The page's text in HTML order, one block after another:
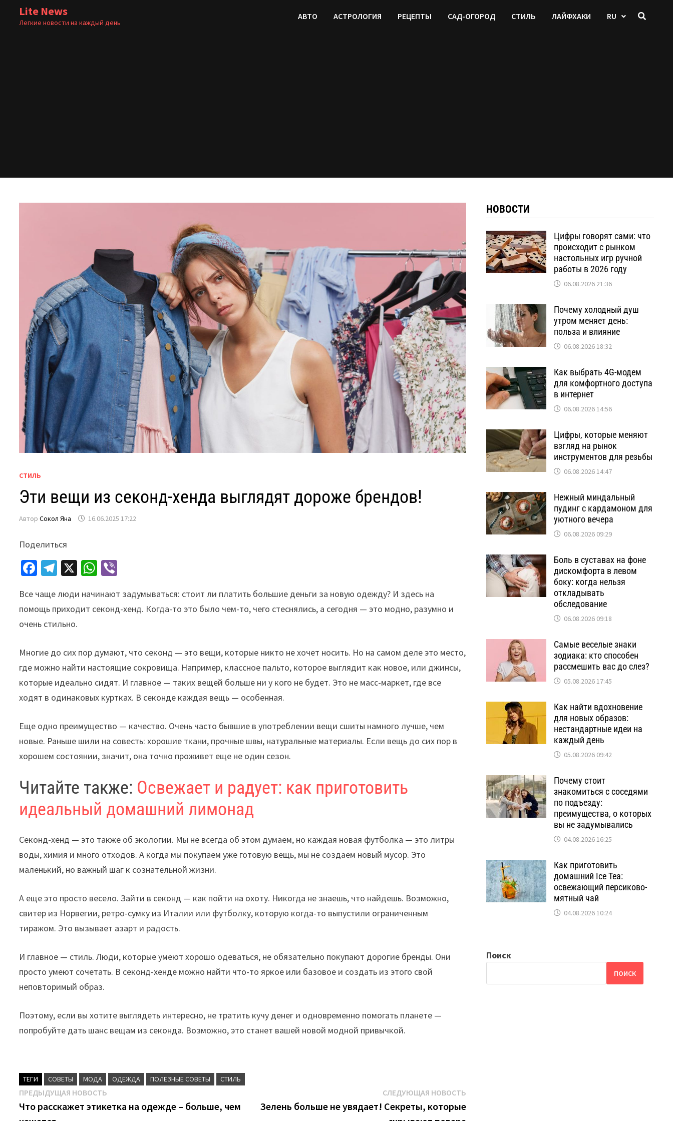
ПерейтиLite News
Легкие новости на каждый день
АВТО АСТРОЛОГИЯ РЕЦЕПТЫ САД-ОГОРОД СТИЛЬ ЛАЙФХАКИ RU
СТИЛЬ
Эти вещи из секонд-хенда выглядят дороже брендов!
АвторСокол Яна 16.06.2025 17:22
Поделиться
Fa
b
o
o
k
Te
gr
a
m
X
W
at
sA
p
er
Все чаще люди начинают задумываться: стоит ли платить большие деньги за новую одежду? И здесь на
помощь приходит секонд-хенд. Когда-то это было чем-то, чего стеснялись, а сегодня — это модно, разумно и
очень стильно.
Многие до сих пор думают, что секонд — это вещи, которые никто не хочет носить. Но на самом деле это место,
где можно найти настоящие сокровища. Например, классное пальто, которое выглядит как новое, или джинсы,
которые идеально сидят. И главное — таких вещей больше ни у кого не будет. Это не масс-маркет, где все
ходят в одинаковых куртках. В секонде каждая вещь — особенная.
Еще одно преимущество — качество. Очень часто бывшие в употреблении вещи сшиты намного лучше, чем
новые. Раньше шили на совесть: хорошие ткани, прочные швы, натуральные материалы. Если вещь до сих пор в
хорошем состоянии, значит, она точно проживет еще не один сезон.
Читайте также: Освежает и радует: как приготовить
идеальный домашний лимонад
Секонд-хенд — это также об экологии. Мы не всегда об этом думаем, но каждая новая футболка — это литры
воды, химия и много отходов. А когда мы покупаем уже готовую вещь, мы не создаем новый мусор. Это
маленький, но важный шаг к сознательной жизни.
А еще это просто весело. Зайти в секонд — как пойти на охоту. Никогда не знаешь, что найдешь. Возможно,
свитер из Норвегии, ретро-сумку из Италии или футболку, которую когда-то выпустили ограниченным
тиражом. Это вызывает азарт и радость.
И главное — стиль. Люди, которые умеют хорошо одеваться, не обязательно покупают дорогие бренды. Они
просто умеют сочетать. В секонд-хенде можно найти что-то яркое или базовое и создать из этого свой
неповторимый образ.
Поэтому, если вы хотите выглядеть интересно, не тратить кучу денег и одновременно помогать планете —
попробуйте дать шанс вещам из секонда. Возможно, это станет вашей новой модной привычкой.
ТЕГИ CОВЕТЫ МОДА ОДЕЖДА ПОЛЕЗНЫЕ СОВЕТЫ СТИЛЬ
Навигация
по
ПРЕДЫДУЩАЯ НОВОСТЬ
новость:
Что расскажет этикетка на одежде – больше, чем
СЛЕДУЮЩАЯ НОВОСТЬСледующая
новость:
Зелень больше не увядает! Секреты, которые
НОВОСТИ
Цифры говорят сами: что
происходит с рынком
настольных игр ручной
работы в 2026 году
06.08.2026 21:36
Почему холодный душ
утром меняет день:
польза и влияние
06.08.2026 18:32
Как выбрать 4G-модем
для комфортного доступа
в интернет
06.08.2026 14:56
Цифры, которые меняют
взгляд на рынок
инструментов для резьбы
06.08.2026 14:47
Нежный миндальный
пудинг с кардамоном для
уютного вечера
06.08.2026 09:29
Боль в суставах на фоне
дискомфорта в левом
боку: когда нельзя
откладывать
обследование
06.08.2026 09:18
Самые веселые знаки
зодиака: кто способен
рассмешить вас до слез?
05.08.2026 17:45
Как найти вдохновение
для новых образов:
нестандартные идеи на
каждый день
05.08.2026 09:42
Почему стоит
знакомиться с соседями
по подъезду:
преимущества, о которых
вы не задумывались
04.08.2026 16:25
Как приготовить
домашний Ice Tea:
освежающий персиково-
мятный чай
04.08.2026 10:24
Поиск
ПОИСК